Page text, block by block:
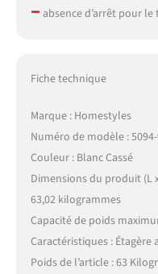
– absence d’arrêt pour
Fiche technique
Marque : Homestyles
Numéro de modèle :
Couleur : Blanc Cassé
Dimensions du produit (L
63,02 kilogrammes
Capacité de poids
Caractéristiques :
Poids de l’article : 63